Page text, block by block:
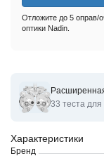
Оправы для очков
Характеристики
Бренд
Отложите до 5 оправ/
оптики Nadin.
33 теста